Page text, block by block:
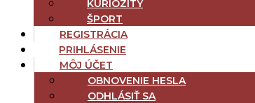
KURIOZITY
ŠPORT
REGISTRÁCIA
PRIHLÁSENIE
MÔJ ÚČET
OBNOVENIE HESLA
ODHLÁSIŤ SA